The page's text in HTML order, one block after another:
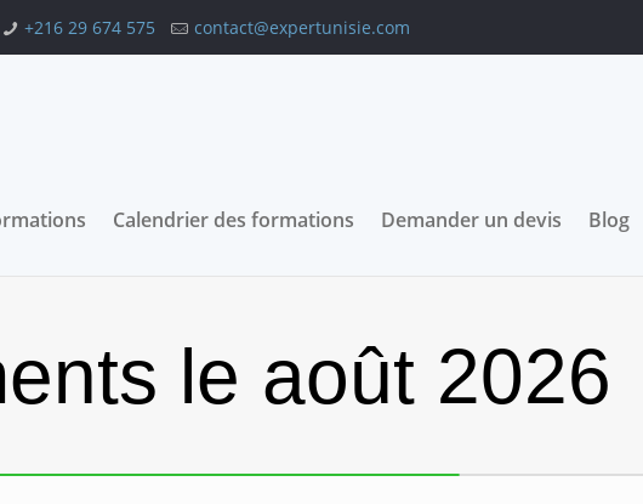
+216 29 674 575 contact@expertunisie.com
Calendrier des formations Demander un devis Blog
le août 2026